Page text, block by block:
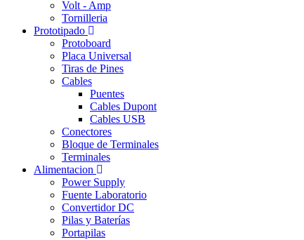
Volt - Amp
Tornilleria
Prototipado
Protoboard
Placa Universal
Tiras de Pines
Cables
Puentes
Cables Dupont
Cables USB
Conectores
Bloque de Terminales
Terminales
Alimentacion
Power Supply
Fuente Laboratorio
Convertidor DC
Pilas y Baterías
Portapilas